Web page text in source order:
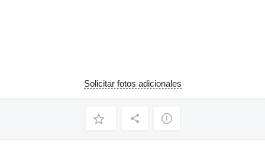
Solicitar fotos adicionales